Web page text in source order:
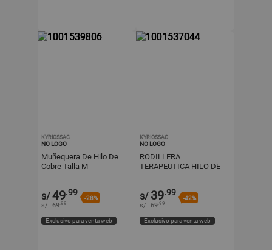
KYRIOSSAC
NO LOGO
Muñequera De Hilo De
Cobre Talla M
s/49.99
-28%
s/ 69.99
Exclusivo para venta web
KYRIOSSAC
NO LOGO
RODILLERA
TERAPEUTICA HILO DE
s/ 39.99
-42%
s/ 69.99
Exclusivo para venta web